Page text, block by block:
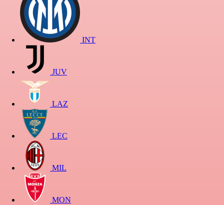
INT
JUV
LAZ
LEC
MIL
MON